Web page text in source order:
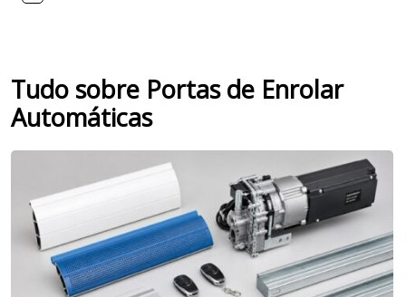
Tudo sobre Portas de Enrolar
Automáticas